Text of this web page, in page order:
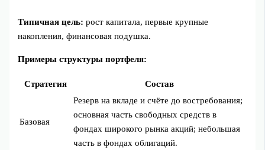
Типичная цель: рост капитала, первые крупные
накопления, финансовая подушка.
Примеры структуры портфеля:
Стратегия Состав
Базовая
Резерв на вкладе и счёте до востребования;
основная часть свободных средств в
фондах широкого рынка акций; небольшая
часть в фондах облигаций.